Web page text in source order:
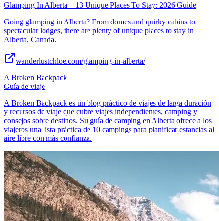
Glamping In Alberta – 13 Unique Places To Stay: 2026 Guide
Going glamping in Alberta? From domes and quirky cabins to
spectacular lodges, there are plenty of unique places to stay in
Alberta, Canada.
wanderlustchloe.com/glamping-in-alberta/
A Broken Backpack
Guía de viaje
A Broken Backpack es un blog práctico de viajes de larga duración
y recursos de viaje que cubre viajes independientes, camping y
consejos sobre destinos. Su guía de camping en Alberta ofrece a los
viajeros una lista práctica de 10 campings para planificar estancias al
aire libre con más confianza.